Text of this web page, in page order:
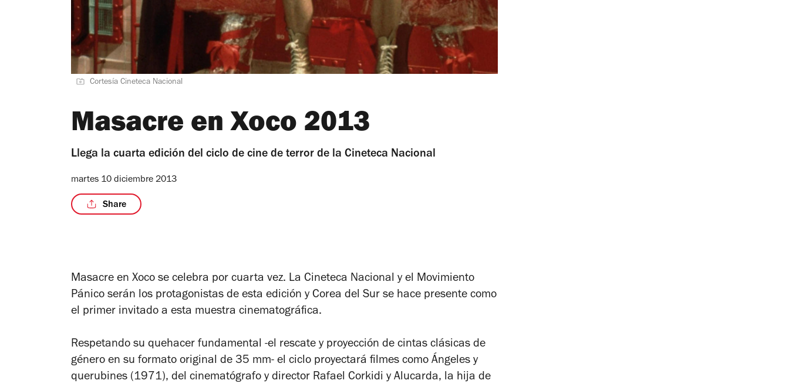
Cortesía Cineteca Nacional
Masacre en Xoco 2013
Llega la cuarta edición del ciclo de cine de terror de la Cineteca Nacional
martes 10 diciembre 2013
Share
Masacre en Xoco se celebra por cuarta vez. La Cineteca Nacional y el Movimiento
Pánico serán los protagonistas de esta edición y Corea del Sur se hace presente como
el primer invitado a esta muestra cinematográfica.
Respetando su quehacer fundamental -el rescate y proyección de cintas clásicas de
género en su formato original de 35 mm- el ciclo proyectará filmes como Ángeles y
querubines (1971), del cinematógrafo y director Rafael Corkidi y Alucarda, la hija de